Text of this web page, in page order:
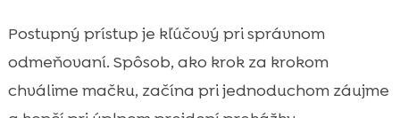
Postupný prístup je kľúčový pri správnom
odmeňovaní. Spôsob, ako krok za krokom
chválime mačku, začína pri jednoduchom záujme